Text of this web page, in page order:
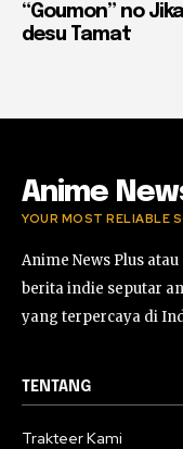
“Goumon” no
desu Tamat
Anime
YOUR MOST RELIABLE
Anime News Plus
berita indie seputar
yang terpercaya di
TENTANG
Trakteer Kami